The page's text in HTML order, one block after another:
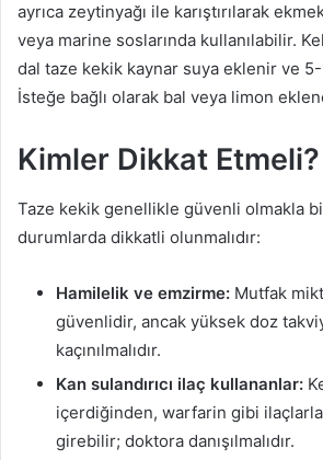
ayrıca zeytinyağı ile karıştırılarak
veya marine soslarında kullanılabilir.
dal taze kekik kaynar suya eklenir ve
İsteğe bağlı olarak bal veya limon
Kimler Dikkat Etmeli?
Taze kekik genellikle güvenli olmakla
durumlarda dikkatli olunmalıdır:
Hamilelik ve emzirme: Mutfak
güvenlidir, ancak yüksek doz
kaçınılmalıdır.
Kan sulandırıcı ilaç kullananlar:
içerdiğinden, warfarin gibi
girebilir; doktora danışılmalıdır.